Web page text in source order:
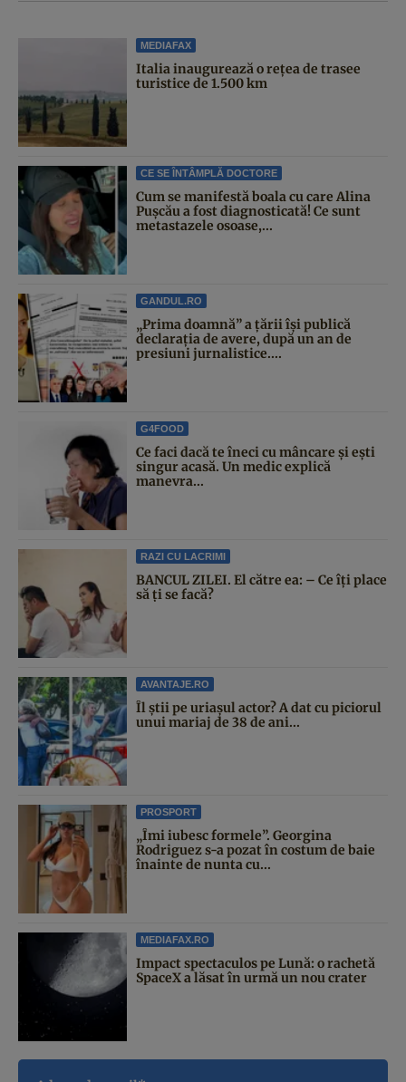
MEDIAFAX
Italia inaugurează o rețea de trasee
turistice de 1.500 km
CE SE ÎNTÂMPLĂ DOCTORE
Cum se manifestă boala cu care Alina
Pușcău a fost diagnosticată! Ce sunt
metastazele osoase,...
GANDUL.RO
„Prima doamnă” a țării își publică
declarația de avere, după un an de
presiuni jurnalistice....
G4FOOD
Ce faci dacă te îneci cu mâncare și ești
singur acasă. Un medic explică
manevra...
RAZI CU LACRIMI
BANCUL ZILEI. El către ea: – Ce îți place
să ți se facă?
AVANTAJE.RO
Îl știi pe uriașul actor? A dat cu piciorul
unui mariaj de 38 de ani...
PROSPORT
„Îmi iubesc formele”. Georgina
Rodriguez s-a pozat în costum de baie
înainte de nunta cu...
MEDIAFAX.RO
Impact spectaculos pe Lună: o rachetă
SpaceX a lăsat în urmă un nou crater